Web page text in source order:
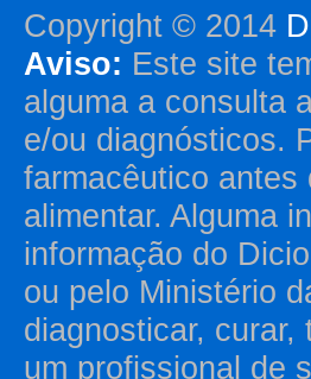
Copyright © 2014
Aviso: Este site
alguma a consulta
e/ou diagnósticos.
farmacêutico
alimentar. Alguma
informação do
ou pelo Ministério
diagnosticar,
um profissional de